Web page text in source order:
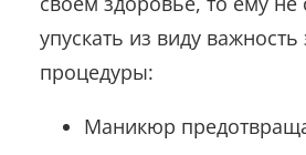
упускать из виду важность
процедуры:
Маникюр